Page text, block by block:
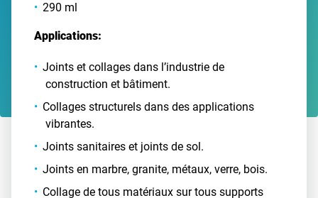
290 ml
Applications:
Joints et collages dans l’industrie de
construction et bâtiment.
Collages structurels dans des applications
vibrantes.
Joints sanitaires et joints de sol.
Joints en marbre, granite, métaux, verre, bois.
Collage de tous matériaux sur tous supports